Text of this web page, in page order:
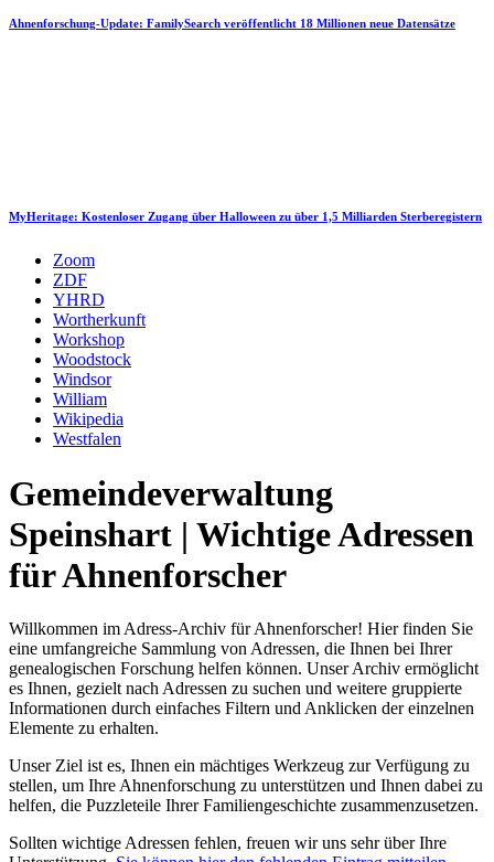
Ahnenforschung-Update: FamilySearch veröffentlicht 18 Millionen neue Datensätze
MyHeritage: Kostenloser Zugang über Halloween zu über 1,5 Milliarden Sterberegistern
Zoom
ZDF
YHRD
Wortherkunft
Workshop
Woodstock
Windsor
William
Wikipedia
Westfalen
Gemeindeverwaltung
Speinshart | Wichtige Adressen
für Ahnenforscher
Willkommen im Adress-Archiv für Ahnenforscher! Hier finden Sie
eine umfangreiche Sammlung von Adressen, die Ihnen bei Ihrer
genealogischen Forschung helfen können. Unser Archiv ermöglicht
es Ihnen, gezielt nach Adressen zu suchen und weitere gruppierte
Informationen durch einfaches Filtern und Anklicken der einzelnen
Elemente zu erhalten.
Unser Ziel ist es, Ihnen ein mächtiges Werkzeug zur Verfügung zu
stellen, um Ihre Ahnenforschung zu unterstützen und Ihnen dabei zu
helfen, die Puzzleteile Ihrer Familiengeschichte zusammenzusetzen.
Sollten wichtige Adressen fehlen, freuen wir uns sehr über Ihre